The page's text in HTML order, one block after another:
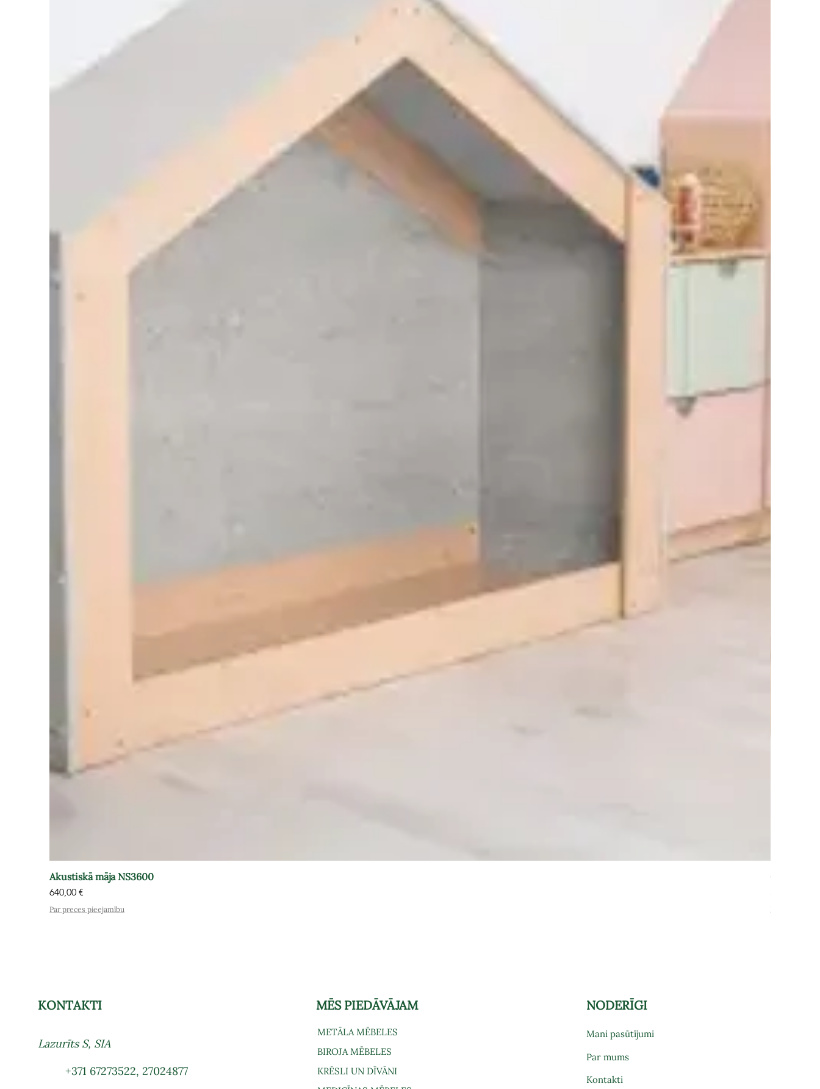
Akustiskā māja NS3600
Cena
640,00 €
Par preces pieejamību
Grāmatu
Cena
575,00 €
KONTAKTI
Lazurīts S, SIA
+371 67273522,27024877
MĒS PIEDĀVĀJAM
METĀLA MĒBELES
BIROJA MĒBELES
KRĒSLI UN DĪVĀNI
NODERĪGI
Mani pasūtījumi
Par mums
Kontakti